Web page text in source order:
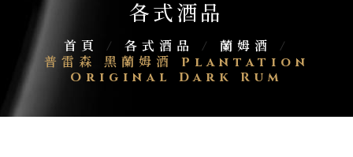
各式酒品
首頁 / 各式酒品 / 蘭姆酒
/
普雷森 黑蘭姆酒 Plantation
Original Dark Rum